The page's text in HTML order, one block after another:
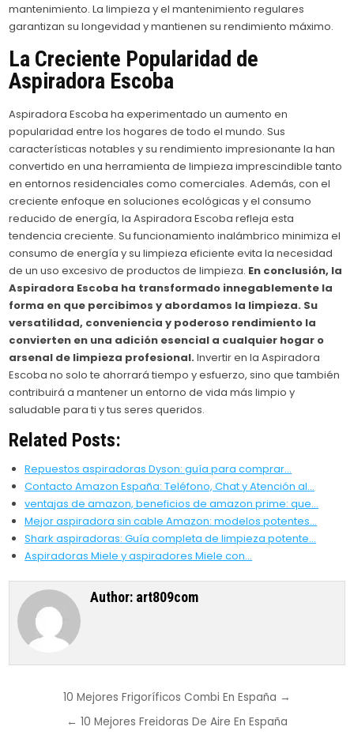
mantenimiento. La limpieza y el mantenimiento regulares
garantizan su longevidad y mantienen su rendimiento máximo.
La Creciente Popularidad de
Aspiradora Escoba
Aspiradora Escoba ha experimentado un aumento en
popularidad entre los hogares de todo el mundo. Sus
características notables y su rendimiento impresionante la han
convertido en una herramienta de limpieza imprescindible tanto
en entornos residenciales como comerciales. Además, con el
creciente enfoque en soluciones ecológicas y el consumo
reducido de energía, la Aspiradora Escoba refleja esta
tendencia creciente. Su funcionamiento inalámbrico minimiza el
consumo de energía y su limpieza eficiente evita la necesidad
de un uso excesivo de productos de limpieza. En conclusión, la
Aspiradora Escoba ha transformado innegablemente la
forma en que percibimos y abordamos la limpieza. Su
versatilidad, conveniencia y poderoso rendimiento la
convierten en una adición esencial a cualquier hogar o
arsenal de limpieza profesional.Invertir en la Aspiradora
Escoba no solo te ahorrará tiempo y esfuerzo, sino que también
contribuirá a mantener un entorno de vida más limpio y
saludable para ti y tus seres queridos.
Related Posts:
Repuestos aspiradoras Dyson: guía para comprar…
Contacto Amazon España: Teléfono, Chat y Atención al…
ventajas de amazon, beneficios de amazon prime: que…
Mejor aspiradora sin cable Amazon: modelos potentes…
Shark aspiradoras: Guía completa de limpieza potente…
Aspiradoras Miele y aspiradores Miele con…
Author: art809com
navigation
10 Mejores Frigoríficos Combi En España →
← 10 Mejores Freidoras De Aire En España